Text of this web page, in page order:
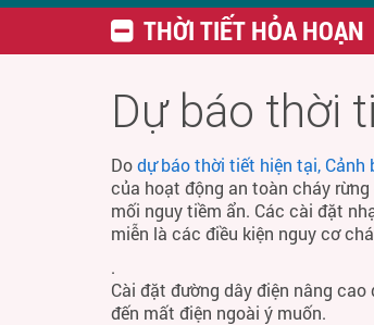
THỜI TIẾT HỎA HOẠN
Dự báo thời
Dodự báo thời tiết hiện tại, Cảnh
của hoạt động an toàn cháy
mối nguy tiềm ẩn. Các cài đặt
miễn là các điều kiện nguy cơ
.
Cài đặt đường dây điện nâng
đến mất điện ngoài ý muốn.